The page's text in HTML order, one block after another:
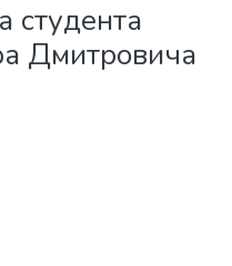
студента
Дмитровича